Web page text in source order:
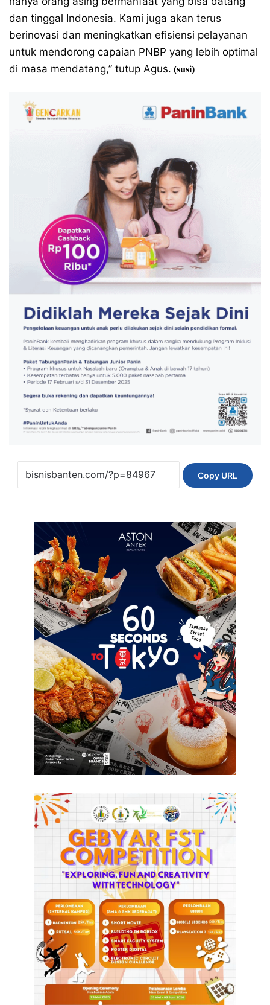
dan tinggal Indonesia. Kami juga akan terus
berinovasi dan meningkatkan efisiensi pelayanan
untuk mendorong capaian PNBP yang lebih optimal
di masa mendatang,” tutup Agus. (susi)
Copy URL